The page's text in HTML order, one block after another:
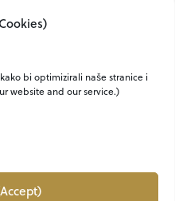
bi optimizirali naše stranice i
website and our service.)